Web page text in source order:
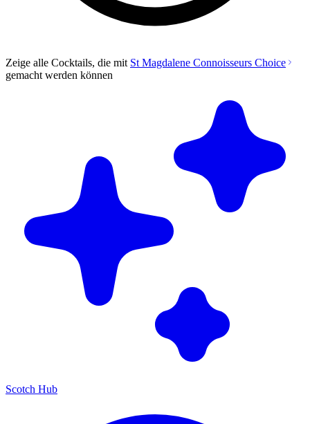
Zeige alle Cocktails, die mit St Magdalene Connoisseurs Choice
gemacht werden können
Scotch Hub